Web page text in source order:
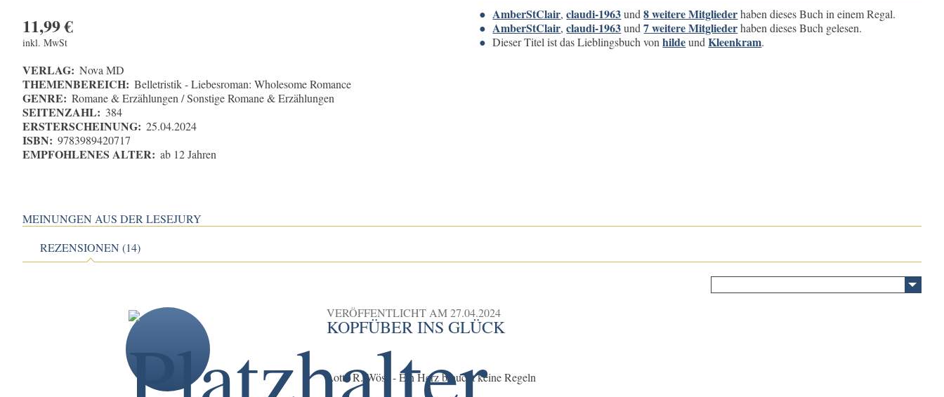
11,99€
inkl. MwSt
VERLAG: Nova MD
THEMENBEREICH: Belletristik - Liebesroman: Wholesome Romance
GENRE: Romane & Erzählungen / Sonstige Romane & Erzählungen
SEITENZAHL: 384
ERSTERSCHEINUNG: 25.04.2024
ISBN: 9783989420717
EMPFOHLENES ALTER: ab 12 Jahren
AmberStClair,claudi-1963und8 weitere Mitgliederhaben dieses Buch in einem Regal.
AmberStClair,claudi-1963und7 weitere Mitgliederhaben dieses Buch gelesen.
Dieser Titel ist das Lieblingsbuch vonhildeundKleenkram.
MEINUNGEN AUS DER LESEJURY
REZENSIONEN (14)
VERÖFFENTLICHT AM27.04.2024
KOPFÜBER INS GLÜCK
Lotte R. Wöss - Ein Herz braucht keine Regeln